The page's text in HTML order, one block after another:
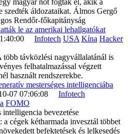
magyar nőt fogtak el, akik a
szedték áldozataikat. Álmos Gergő
Rendőr-főkapitányság
le az amerikai lehallgatókat
Infotech USA Kína Hacker
távközlési nagyvállalatánál is
felhatalmazással végzett
használt rendszerekbe.
mesterséges intelligenciába
07 07:06:08 Infotech
FOMO
intelligencia bevezetése
cégek kétharmada invesztál többet
befektetések és lelkesedés